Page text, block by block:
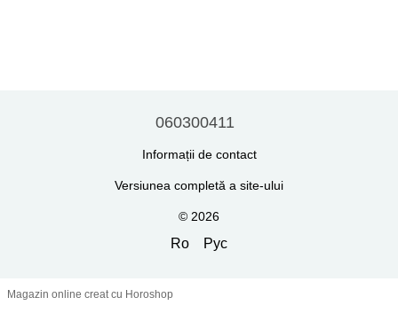
060300411
Informații de contact
Versiunea completă a site-ului
© 2026
Ro Рус
Magazin online creat cu Horoshop